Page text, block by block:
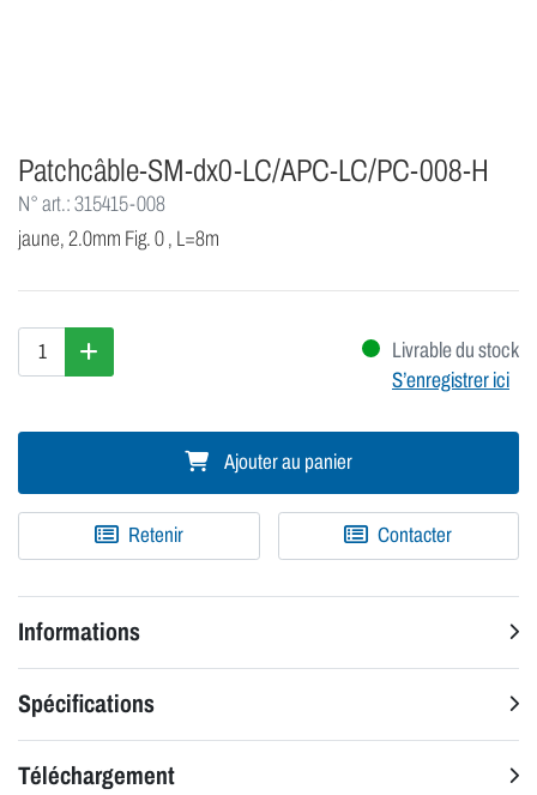
Patchcâble-SM-dx0-LC/APC-LC/PC-008-H
N° art.: 315415-008
jaune, 2.0mm Fig. 0 , L=8m
Livrable du stock
S’enregistrer ici
Ajouter au panier
Retenir Contacter
Informations
Spécifications
Téléchargement